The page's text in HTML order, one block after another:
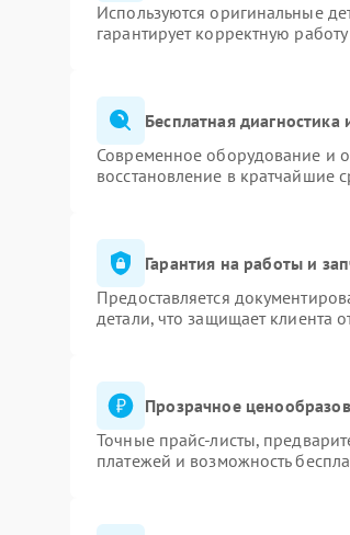
Используются оригинальные
гарантирует корректную
Бесплатная
Современное оборудование и
восстановление в кратчайшие
Гарантия на работы и
Предоставляется
детали, что защищает клиента
Прозрачное
Точные прайс-листы,
платежей и возможность